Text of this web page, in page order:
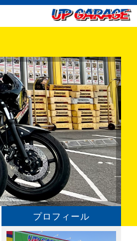
プロフィール